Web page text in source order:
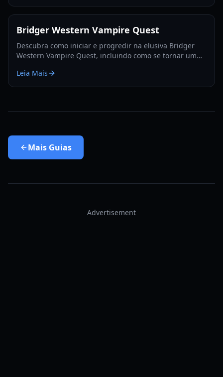
Bridger Western Vampire Quest
Descubra como iniciar e progredir na elusiva Bridger
Western Vampire Quest, incluindo como se tornar um
Leia Mais
Mais Guias
Advertisement